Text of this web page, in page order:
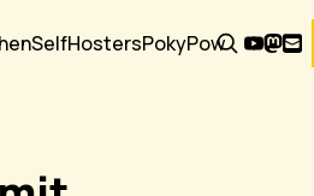
SelfHostersPokyPow